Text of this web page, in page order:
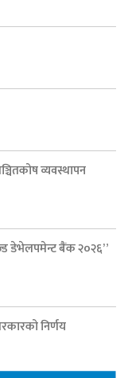
व्यवस्थापन
डेभेलपमेन्ट बैंक २०२६”
निर्णय